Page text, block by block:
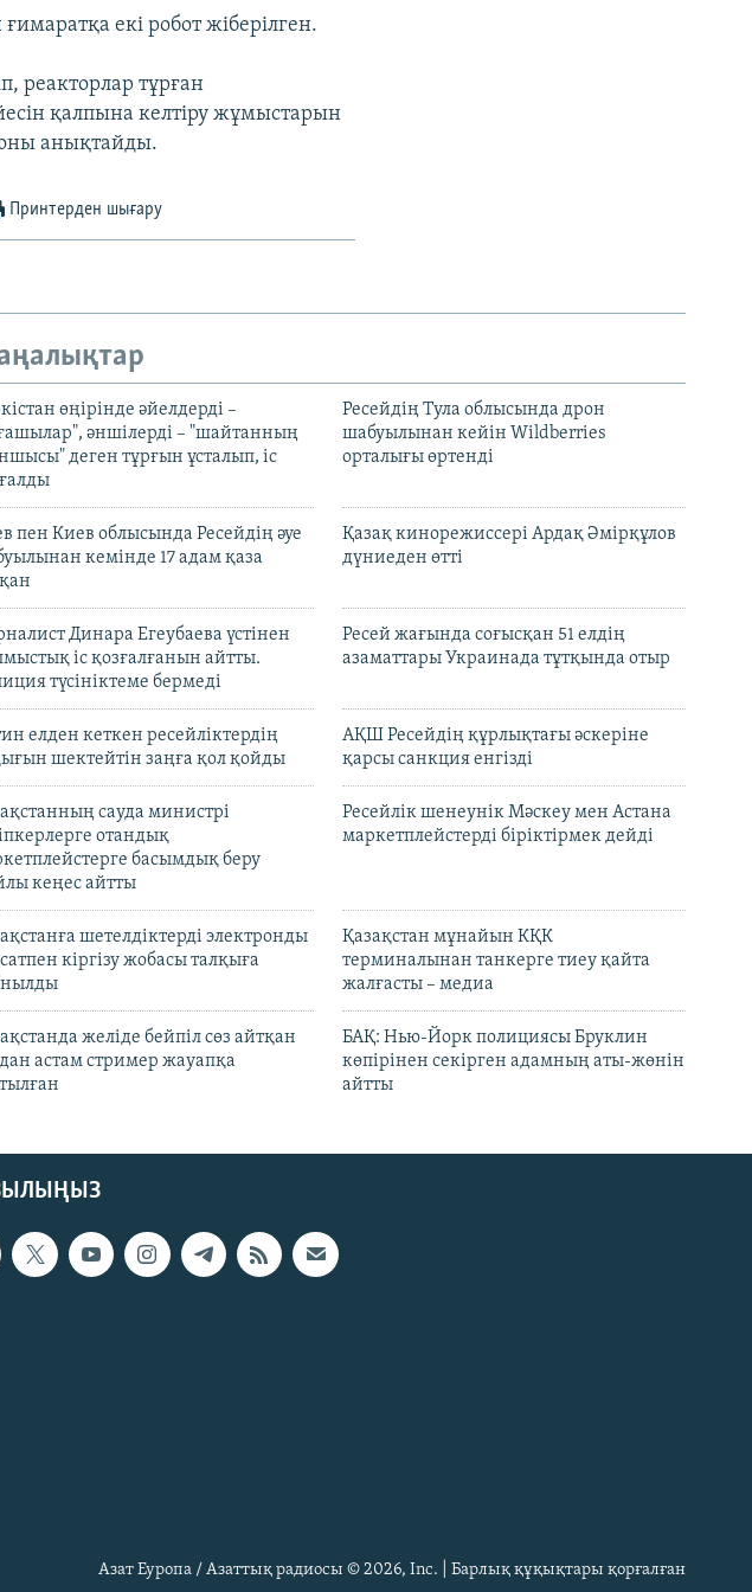
екі робот жіберілген.
реакторлар тұрған
қалпына келтіру жұмыстарын
анықтайды.
Принтерден шығару
өңірінде әйелдерді –
әншілерді – "шайтанның
деген тұрғын ұсталып, іс
Ресейдің Тула облысында дрон
шабуылынан кейін Wildberries
орталығы өртенді
пен Киев облысында Ресейдің әуе
кемінде 17 адам қаза
Қазақ кинорежиссері Ардақ Әмірқұлов
дүниеден өтті
Динара Егеубаева үстінен
іс қозғалғанын айтты.
түсініктеме бермеді
Ресей жағында соғысқан 51 елдің
азаматтары Украинада тұтқында отыр
елден кеткен ресейліктердің
шектейтін заңға қол қойды
АҚШ Ресейдің құрлықтағы әскеріне
қарсы санкция енгізді
сауда министрі
отандық
басымдық беру
кеңес айтты
Ресейлік шенеунік Мәскеу мен Астана
маркетплейстерді біріктірмек дейді
шетелдіктерді электронды
кіргізу жобасы талқыға
Қазақстан мұнайын КҚК
терминалынан танкерге тиеу қайта
жалғасты – медиа
желіде бейпіл сөз айтқан
астам стример жауапқа
БАҚ: Нью-Йорк полициясы Бруклин
көпірінен секірген адамның аты-жөнін
айтты
Азат Еуропа / Азаттық радиосы © 2026, Inc. | Барлық құқықтары қорғалған